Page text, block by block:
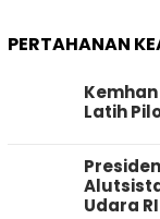
PERTAHANAN
Latih
Udara RI